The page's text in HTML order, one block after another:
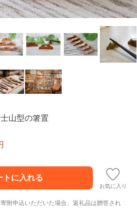
山型の箸置
お気に入り
附申込いただいた場合、返礼品は贈答され